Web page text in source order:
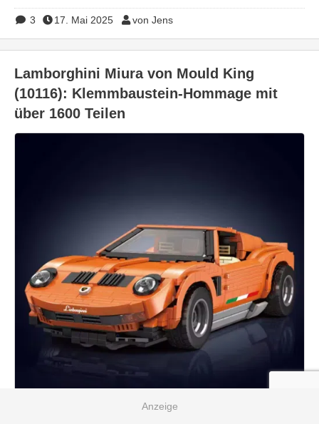
3 17. Mai 2025 von Jens
Lamborghini Miura von Mould King
(10116): Klemmbaustein-Hommage mit
über 1600 Teilen